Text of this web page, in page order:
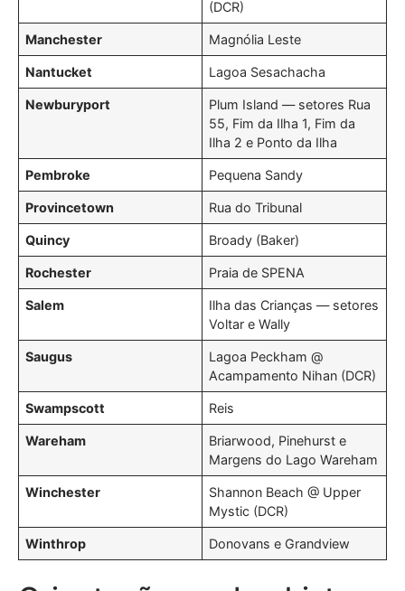
(DCR)
Manchester Magnólia Leste
Nantucket Lagoa Sesachacha
Newburyport
Plum Island — setores Rua
55, Fim da Ilha 1, Fim da
Ilha 2 e Ponto da Ilha
Pembroke Pequena Sandy
Provincetown Rua do Tribunal
Quincy Broady (Baker)
Rochester Praia de SPENA
Salem
Ilha das Crianças — setores
Voltar e Wally
Saugus
Lagoa Peckham @
Acampamento Nihan (DCR)
Swampscott Reis
Wareham
Briarwood, Pinehurst e
Margens do Lago Wareham
Winchester
Shannon Beach @ Upper
Mystic (DCR)
Winthrop Donovans e Grandview